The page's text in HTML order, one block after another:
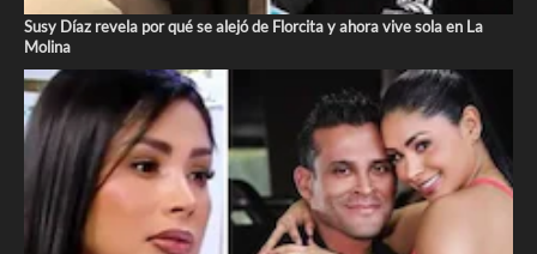
Susy Díaz revela por qué se alejó de Florcita y ahora vive sola en La
Molina